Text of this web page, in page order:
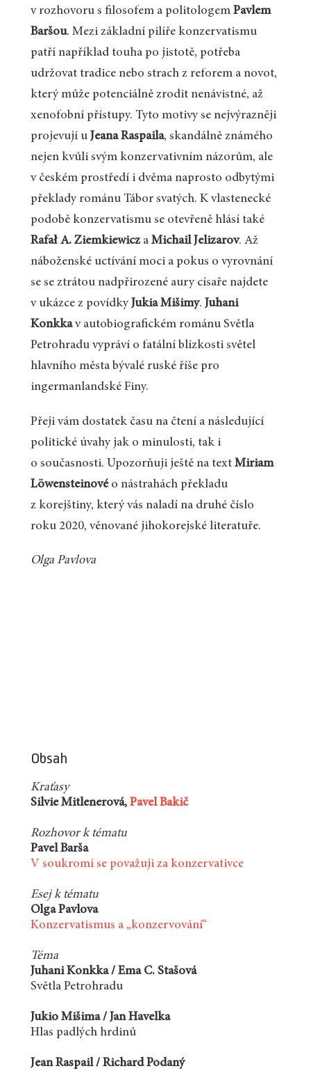
v rozhovoru s filosofem a politologem Pavlem
Baršou. Mezi základní pilíře konzervatismu
patří například touha po jistotě, potřeba
udržovat tradice nebo strach z reforem a novot,
který může potenciálně zrodit nenávistné, až
xenofobní přístupy. Tyto motivy se nejvýrazněji
projevují u Jeana Raspaila, skandálně známého
nejen kvůli svým konzervativním názorům, ale
v českém prostředí i dvěma naprosto odbytými
překlady románu Tábor svatých. K vlastenecké
podobě konzervatismu se otevřeně hlásí také
Rafał A. Ziemkiewicza Michail Jelizarov. Až
náboženské uctívání moci a pokus o vyrovnání
se se ztrátou nadpřirozené aury císaře najdete
v ukázce z povídky Jukia Mišimy. Juhani
Konkkav autobiografickém románu Světla
Petrohradu vypráví o fatální blízkosti světel
hlavního města bývalé ruské říše pro
ingermanlandské Finy.
Přeji vám dostatek času na čtení a následující
politické úvahy jak o minulosti, tak i
o současnosti. Upozorňuji ještě na text Miriam
Löwensteinovéo nástrahách překladu
z korejštiny, který vás naladí na druhé číslo
roku 2020, věnované jihokorejské literatuře.
Olga Pavlova
Obsah
Kraťasy
Silvie Mitlenerová, Pavel Bakič
Rozhovor k tématu
Pavel Barša
V soukromí se považuji za konzervativce
Esej k tématu
Olga Pavlova
Konzervatismus a „konzervování“
Téma
Juhani Konkka / Ema C. Stašová
Světla Petrohradu
Jukio Mišima / Jan Havelka
Hlas padlých hrdinů
Jean Raspail / Richard Podaný